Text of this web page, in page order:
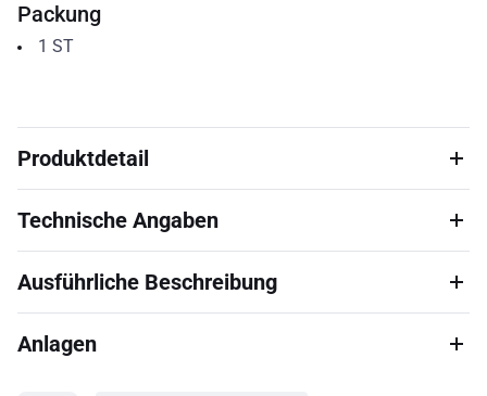
Packung
1 ST
Produktdetail
Technische Angaben
Ausführliche Beschreibung
Anlagen